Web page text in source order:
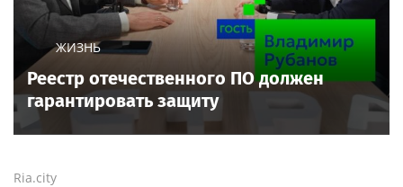
ЖИЗНЬ
Реестр отечественного ПО должен
гарантировать защиту
Ria.city